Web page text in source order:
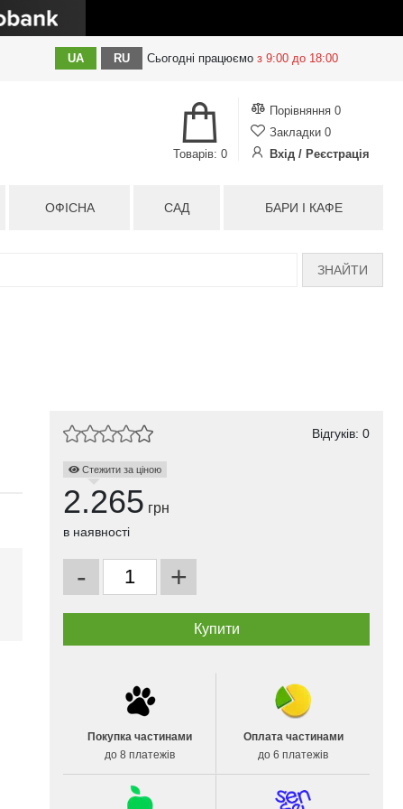
UA RU Сьогодні працюємо з 9:00 до 18:00
Порівняння 0
Закладки 0
Вхід / Реєстрація
Товарів: 0
ОФІСНА САД БАРИ І КАФЕ
ЗНАЙТИ
Відгуків: 0
Стежити за ціною
2.265 грн
в наявності
- +
Покупка частинами
до 8 платежів
Оплата частинами
до 6 платежів